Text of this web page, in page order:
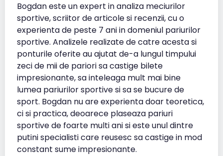
Bogdan este un expert in analiza meciurilor
sportive, scriitor de articole si recenzii, cu o
experienta de peste 7 ani in domeniul pariurilor
sportive. Analizele realizate de catre acesta si
ponturile oferite au ajutat de-a lungul timpului
zeci de mii de pariori sa castige bilete
impresionante, sa inteleaga mult mai bine
lumea pariurilor sportive si sa se bucure de
sport. Bogdan nu are experienta doar teoretica,
ci si practica, deoarece plaseaza pariuri
sportive de foarte multi ani si este unul dintre
putini specialisti care reusesc sa castige in mod
constant sume impresionante.